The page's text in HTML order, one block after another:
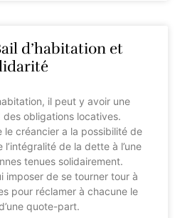
d’habitation et
il peut y avoir une
obligations locatives.
le créancier a la possibilité de
de la dette à l’une
tenues solidairement.
imposer de se tourner tour à
pour réclamer à chacune le
quote-part.